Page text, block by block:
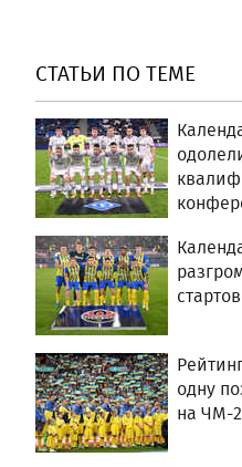
СТАТЬИ ПО ТЕМЕ
одну
на ЧМ-